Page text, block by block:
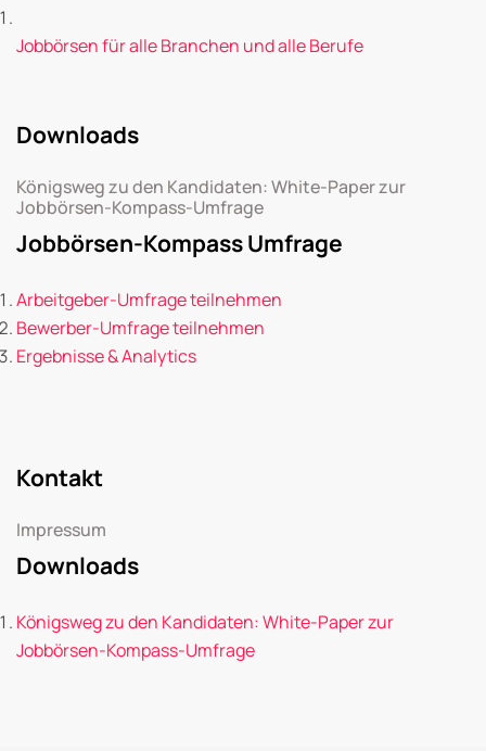
Jobbörsen für alle Branchen und alle Berufe
Downloads
Königsweg zu den Kandidaten: White-Paper zur
Jobbörsen-Kompass-Umfrage
Jobbörsen-Kompass Umfrage
Arbeitgeber-Umfrage teilnehmen
Bewerber-Umfrage teilnehmen
Ergebnisse & Analytics
Kontakt
Impressum
Downloads
Königsweg zu den Kandidaten: White-Paper zur
Jobbörsen-Kompass-Umfrage